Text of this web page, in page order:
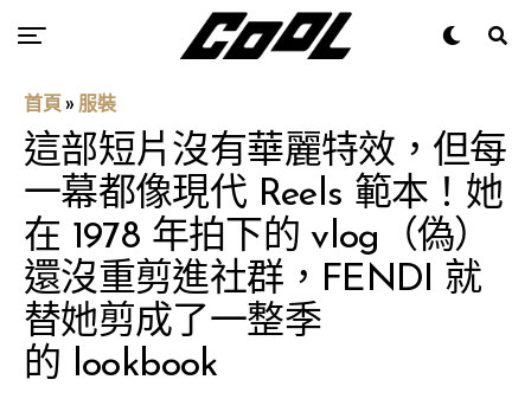
首頁 » 服裝
這部短片沒有華麗特效，但每
一幕都像現代 Reels 範本！她
在 1978 年拍下的 vlog（偽）
還沒重剪進社群，FENDI 就
替她剪成了一整季
的 lookbook